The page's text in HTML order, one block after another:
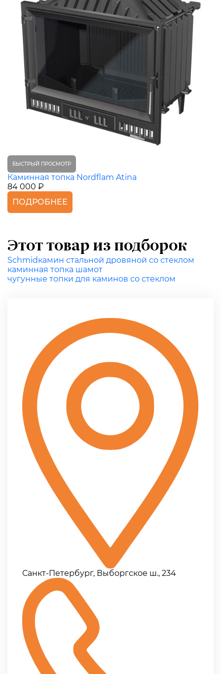
БЫСТРЫЙ ПРОСМОТР
Каминная топка Nordflam Atina
84 000 ₽
ПОДРОБНЕЕ
Этот товар из подборок
Schmidкамин стальной дровяной со стеклом
каминная топка шамот
чугунные топки для каминов со стеклом
Санкт-Петербург, Выборгское ш., 234